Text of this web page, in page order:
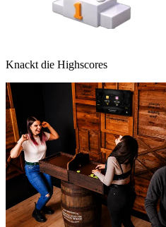
Knackt die Highscores